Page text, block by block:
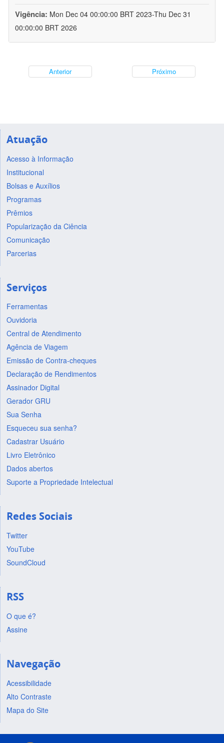
Vigência: Mon Dec 04 00:00:00 BRT 2023-Thu Dec 31
00:00:00 BRT 2026
Anterior Próximo
Atuação
Acesso à Informação
Institucional
Bolsas e Auxílios
Programas
Prêmios
Popularização da Ciência
Comunicação
Parcerias
Serviços
Ferramentas
Ouvidoria
Central de Atendimento
Agência de Viagem
Emissão de Contra-cheques
Declaração de Rendimentos
Assinador Digital
Gerador GRU
Sua Senha
Esqueceu sua senha?
Cadastrar Usuário
Livro Eletrônico
Dados abertos
Suporte a Propriedade Intelectual
Redes Sociais
Twitter
YouTube
SoundCloud
RSS
O que é?
Assine
Navegação
Acessibilidade
Alto Contraste
Mapa do Site